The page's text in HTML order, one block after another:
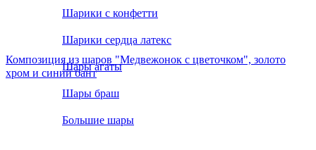
Шарики с конфетти
Шарики сердца латекс
Шары агаты
Шары браш
Большие шары
Композиция из шаров "Медвежонок с цветочком", золото
хром и синий бант